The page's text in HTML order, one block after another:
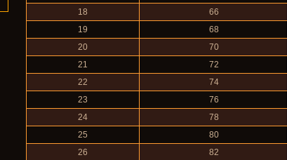
18
66
19
68
20
70
21
72
22
74
23
76
24
78
25
80
26
82